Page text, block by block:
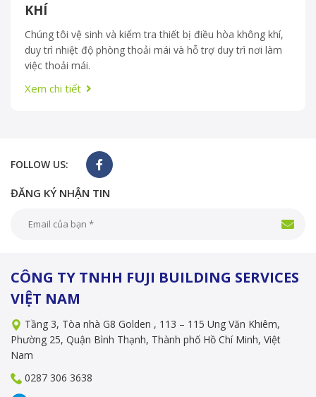
KHÍ
Chúng tôi vệ sinh và kiểm tra thiết bị điều hòa không khí,
duy trì nhiệt độ phòng thoải mái và hỗ trợ duy trì nơi làm
việc thoải mái.
Xem chi tiết
FOLLOW US:
ĐĂNG KÝ NHẬN TIN
CÔNG TY TNHH FUJI BUILDING SERVICES
VIỆT NAM
Tầng 3, Tòa nhà G8 Golden , 113 – 115 Ung Văn Khiêm,
Phường 25, Quận Bình Thạnh, Thành phố Hồ Chí Minh, Việt
Nam
0287 306 3638